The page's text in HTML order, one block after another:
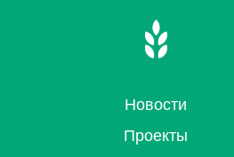
Новости
Проекты